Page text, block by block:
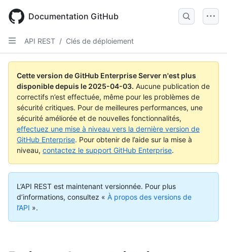
main
content
Documentation GitHub
API REST / Clés de déploiement
Cette version de GitHub Enterprise Server n'est plus
disponible depuis le 2025-04-03. Aucune publication de
correctifs n’est effectuée, même pour les problèmes de
sécurité critiques. Pour de meilleures performances, une
sécurité améliorée et de nouvelles fonctionnalités,
effectuez une mise à niveau vers la dernière version de
GitHub Enterprise. Pour obtenir de l’aide sur la mise à
niveau, contactez le support GitHub Enterprise.
L’API REST est maintenant versionnée. Pour plus
d’informations, consultez « À propos des versions de
l’API ».